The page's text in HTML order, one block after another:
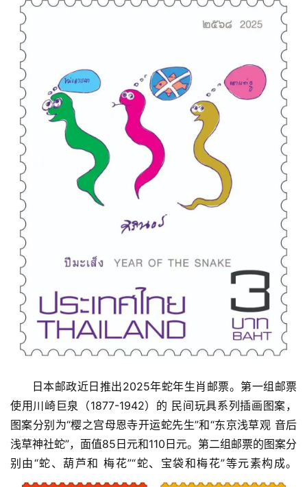
日本邮政近日推出2025年蛇年生肖邮票。第一组邮票
使用川崎巨泉（1877-1942）的 民间玩具系列插画图案，
图案分别为“樱之宫母恩寺开运蛇先生”和“东京浅草观 音后
浅草神社蛇”，面值85日元和110日元。第二组邮票的图案分
别由“蛇、葫芦和 梅花”“蛇、宝袋和梅花”等元素构成。